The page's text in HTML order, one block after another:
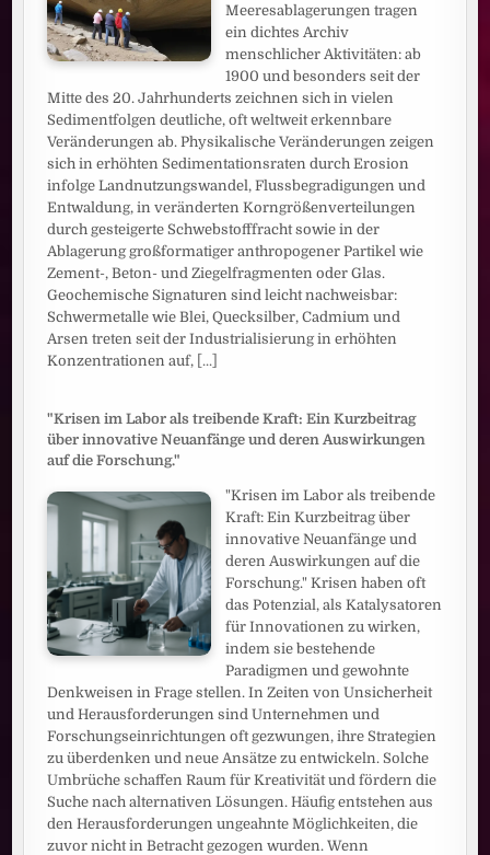
Meeresablagerungen tragen
ein dichtes Archiv
menschlicher Aktivitäten: ab
1900 und besonders seit der
Mitte des 20. Jahrhunderts zeichnen sich in vielen
Sedimentfolgen deutliche, oft weltweit erkennbare
Veränderungen ab. Physikalische Veränderungen zeigen
sich in erhöhten Sedimentationsraten durch Erosion
infolge Landnutzungswandel, Flussbegradigungen und
Entwaldung, in veränderten Korngrößenverteilungen
durch gesteigerte Schwebstofffracht sowie in der
Ablagerung großformatiger anthropogener Partikel wie
Zement-, Beton- und Ziegelfragmenten oder Glas.
Geochemische Signaturen sind leicht nachweisbar:
Schwermetalle wie Blei, Quecksilber, Cadmium und
Arsen treten seit der Industrialisierung in erhöhten
Konzentrationen auf, [...]
"Krisen im Labor als treibende Kraft: Ein Kurzbeitrag
über innovative Neuanfänge und deren Auswirkungen
auf die Forschung."
"Krisen im Labor als treibende
Kraft: Ein Kurzbeitrag über
innovative Neuanfänge und
deren Auswirkungen auf die
Forschung." Krisen haben oft
das Potenzial, als Katalysatoren
für Innovationen zu wirken,
indem sie bestehende
Paradigmen und gewohnte
Denkweisen in Frage stellen. In Zeiten von Unsicherheit
und Herausforderungen sind Unternehmen und
Forschungseinrichtungen oft gezwungen, ihre Strategien
zu überdenken und neue Ansätze zu entwickeln. Solche
Umbrüche schaffen Raum für Kreativität und fördern die
Suche nach alternativen Lösungen. Häufig entstehen aus
den Herausforderungen ungeahnte Möglichkeiten, die
zuvor nicht in Betracht gezogen wurden. Wenn